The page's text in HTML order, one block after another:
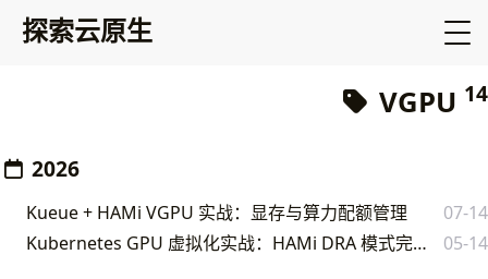
探索云原生
VGPU 14
2026
Kueue + HAMi VGPU 实战：显存与算力配额管理
07-14
Kubernetes GPU 虚拟化实战：HAMi DRA 模式完整指南
05-14